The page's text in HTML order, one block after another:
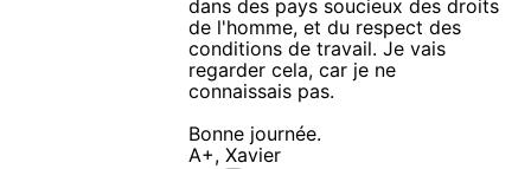
dans des pays soucieux des droits
de l'homme, et du respect des
conditions de travail. Je vais
regarder cela, car je ne
connaissais pas.
Bonne journée.
A+, Xavier